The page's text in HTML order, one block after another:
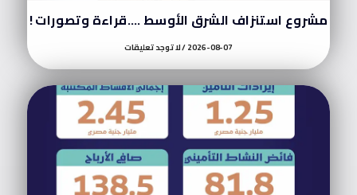
مشروع استنزاف الشرق الأوسط ….قراءة وتصورات !
2026-08-07 لا توجد تعليقات